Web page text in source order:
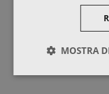
MOSTRA